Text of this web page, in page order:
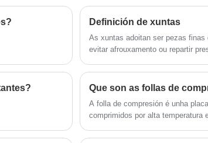
Definición de xuntas
As xuntas adoitan ser pezas finas
evitar afrouxamento ou repartir
Que son as follas de
A folla de compresión é unha
comprimidos por alta temperatura